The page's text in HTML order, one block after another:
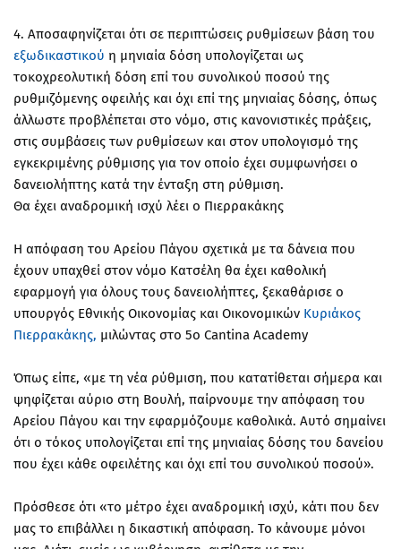
4. Αποσαφηνίζεται ότι σε περιπτώσεις ρυθμίσεων βάση του
εξωδικαστικού η μηνιαία δόση υπολογίζεται ως
τοκοχρεολυτική δόση επί του συνολικού ποσού της
ρυθμιζόμενης οφειλής και όχι επί της μηνιαίας δόσης, όπως
άλλωστε προβλέπεται στο νόμο, στις κανονιστικές πράξεις,
στις συμβάσεις των ρυθμίσεων και στον υπολογισμό της
εγκεκριμένης ρύθμισης για τον οποίο έχει συμφωνήσει ο
δανειολήπτης κατά την ένταξη στη ρύθμιση.
Θα έχει αναδρομική ισχύ λέει ο Πιερρακάκης
Η απόφαση του Αρείου Πάγου σχετικά με τα δάνεια που
έχουν υπαχθεί στον νόμο Κατσέλη θα έχει καθολική
εφαρμογή για όλους τους δανειολήπτες, ξεκαθάρισε ο
υπουργός Εθνικής Οικονομίας και Οικονομικών Κυριάκος
Πιερρακάκης, μιλώντας στο 5ο Cantina Academy
Όπως είπε, «με τη νέα ρύθμιση, που κατατίθεται σήμερα και
ψηφίζεται αύριο στη Βουλή, παίρνουμε την απόφαση του
Αρείου Πάγου και την εφαρμόζουμε καθολικά. Αυτό σημαίνει
ότι ο τόκος υπολογίζεται επί της μηνιαίας δόσης του δανείου
που έχει κάθε οφειλέτης και όχι επί του συνολικού ποσού».
Πρόσθεσε ότι «το μέτρο έχει αναδρομική ισχύ, κάτι που δεν
μας το επιβάλλει η δικαστική απόφαση. Το κάνουμε μόνοι